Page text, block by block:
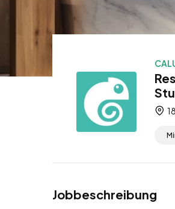
Jobbeschreibung